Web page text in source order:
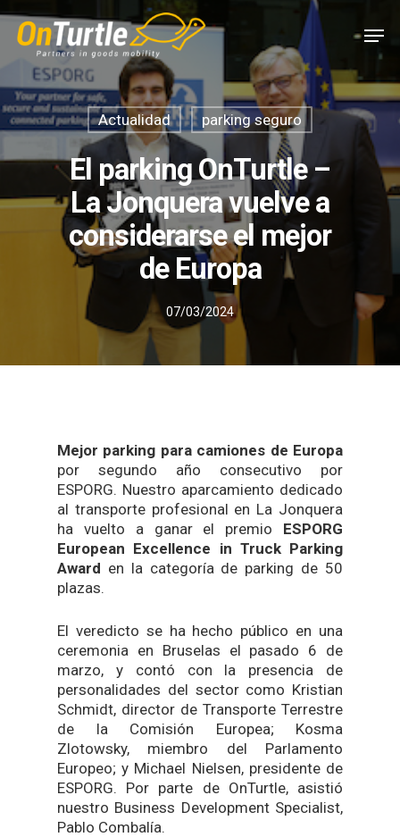
main
content
Actualidad parking seguro
El parking OnTurtle –
La Jonquera vuelve a
considerarse el mejor
de Europa
07/03/2024
Mejor parking para camiones de Europa
por segundo año consecutivo por
ESPORG. Nuestro aparcamiento dedicado
al transporte profesional en La Jonquera
ha vuelto a ganar el premio ESPORG
European Excellence in Truck Parking
Award en la categoría de parking de 50
plazas.
El veredicto se ha hecho público en una
ceremonia en Bruselas el pasado 6 de
marzo, y contó con la presencia de
personalidades del sector como Kristian
Schmidt, director de Transporte Terrestre
de la Comisión Europea; Kosma
Zlotowsky, miembro del Parlamento
Europeo; y Michael Nielsen, presidente de
ESPORG. Por parte de OnTurtle, asistió
nuestro Business Development Specialist,
Pablo Combalía.